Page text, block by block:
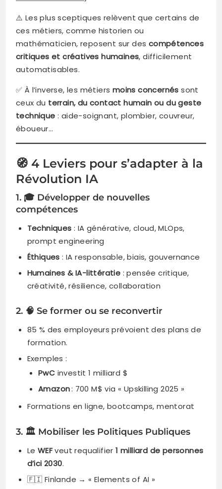
⚠️ Les plus sceptiques relèvent que certains de
ces métiers, comme historien ou
mathématicien, reposent sur des compétences
critiques et créatives humaines, difficilement
automatisables.
✅ À l’inverse, les métiers moins concernés sont
ceux du terrain, du contact humain ou du geste
technique : aide-soignant, plombier, couvreur,
éboueur…
🧭 4 Leviers pour s’adapter à la
Révolution IA
1. 🎓 Développer de nouvelles
compétences
Techniques : IA générative, cloud, MLOps,
prompt engineering
Éthiques : IA responsable, biais, gouvernance
Humaines & IA-littératie : pensée critique,
créativité, résilience, collaboration
2. 🧠 Se former ou se reconvertir
85 % des employeurs prévoient des plans de
formation.
Exemples :
PwC investit 1 milliard $
Amazon: 700 M$ via « Upskilling 2025 »
Formations en ligne, bootcamps, mentorat
3. 🏛️ Mobiliser les Politiques Publiques
Le WEFveut requalifier1 milliard de personnes
d’ici 2030.
🇫🇮 Finlande → « Elements of AI »